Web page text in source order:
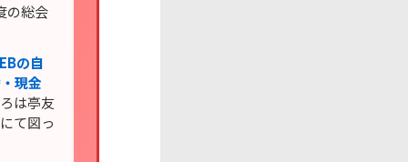
の総会
の自
現金
は亭友
て図っ